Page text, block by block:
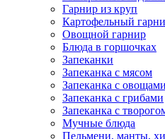
Гарнир из круп
Картофельный
Овощной гарнир
Блюда в горшочках
Запеканки
Запеканка с мясом
Запеканка с овощами
Запеканка с грибами
Запеканка с
Мучные блюда
Пельмени, манты,